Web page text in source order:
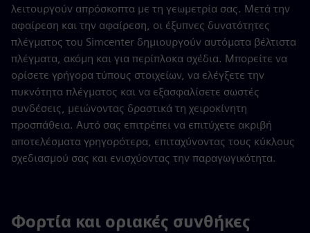
λειτουργούν απρόσκοπτα με τη γεωμετρία σας. Μετά την
αφαίρεση και την αφαίρεση, οι έξυπνες δυνατότητες
πλέγματος του Simcenter δημιουργούν αυτόματα βέλτιστα
πλέγματα, ακόμη και για περίπλοκα σχέδια. Μπορείτε να
ορίσετε γρήγορα τύπους στοιχείων, να ελέγξετε την
πυκνότητα πλέγματος και να εξασφαλίσετε σωστές
συνδέσεις, μειώνοντας δραστικά τη χειροκίνητη
προσπάθεια. Αυτό σας επιτρέπει να επιτύχετε ακριβή
αποτελέσματα γρηγορότερα, επιταχύνοντας τους κύκλους
σχεδιασμού σας και ενισχύοντας την παραγωγικότητα.
Φορτία και οριακές συνθήκες